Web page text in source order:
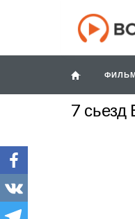
7 сьезд